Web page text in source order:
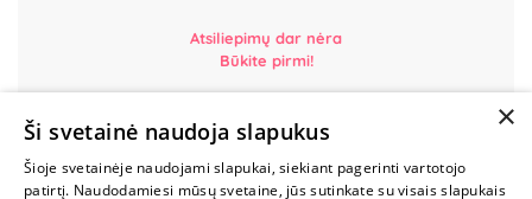
Atsiliepimų dar nėra
Būkite pirmi!
MYLIMIAUSIA
×
Ši svetainė naudoja slapukus
Šioje svetainėje naudojami slapukai, siekiant pagerinti vartotojo
patirtį. Naudodamiesi mūsų svetaine, jūs sutinkate su visais slapukais